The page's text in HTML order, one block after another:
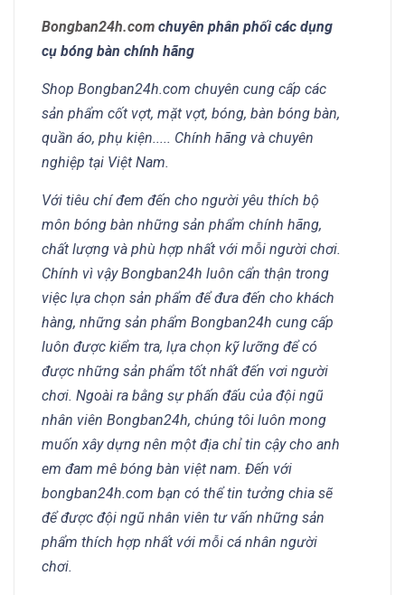
Bongban24h.com chuyên phân phối các dụng
cụ bóng bàn chính hãng
Shop Bongban24h.com chuyên cung cấp các
sản phẩm cốt vợt, mặt vợt, bóng, bàn bóng bàn,
quần áo, phụ kiện..... Chính hãng và chuyên
nghiệp tại Việt Nam.
Với tiêu chí đem đến cho người yêu thích bộ
môn bóng bàn những sản phẩm chính hãng,
chất lượng và phù hợp nhất với mỗi người chơi.
Chính vì vậy Bongban24h luôn cẩn thận trong
việc lựa chọn sản phẩm để đưa đến cho khách
hàng, những sản phẩm Bongban24h cung cấp
luôn được kiểm tra, lựa chọn kỹ lưỡng để có
được những sản phẩm tốt nhất đến vơi người
chơi. Ngoài ra bằng sự phấn đấu của đội ngũ
nhân viên Bongban24h, chúng tôi luôn mong
muốn xây dựng nên một địa chỉ tin cậy cho anh
em đam mê bóng bàn việt nam. Đến với
bongban24h.com bạn có thể tin tưởng chia sẽ
để được đội ngũ nhân viên tư vấn những sản
phẩm thích hợp nhất với mỗi cá nhân người
chơi.